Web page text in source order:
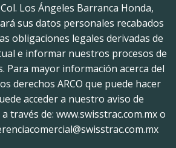
Los Ángeles Barranca Honda,
sus datos personales recabados
obligaciones legales derivadas de
e informar nuestros procesos de
Para mayor información acerca del
derechos ARCO que puede hacer
acceder a nuestro aviso de
través de: www.swisstrac.com.mx o